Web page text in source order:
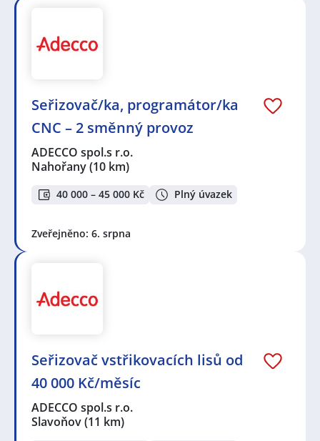
Seřizovač/ka, programátor/ka
CNC – 2 směnný provoz
ADECCO spol.s r.o.
Nahořany(10 km)
40 000 – 45 000 Kč Plný úvazek
Zveřejněno: 6. srpna
Seřizovač vstřikovacích lisů od
40 000 Kč/měsíc
ADECCO spol.s r.o.
Slavoňov(11 km)